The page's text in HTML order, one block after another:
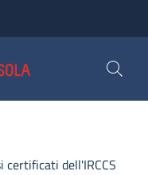
certificati dell'IRCCS